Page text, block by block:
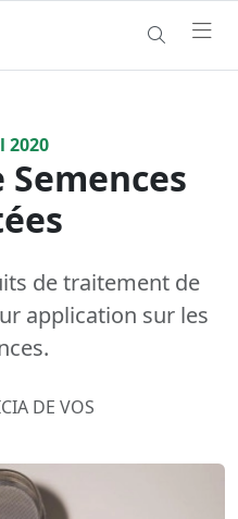
2020
de traitement de
application sur les
DE VOS